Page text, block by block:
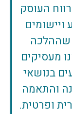
העוסק
שההלכה
מעסיקים
בנושאי
והתאמה
ופרטית.